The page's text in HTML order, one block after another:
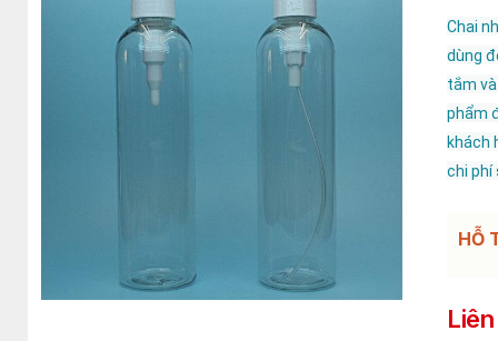
Chai
dùng
tắm
phẩm
khách
chi phí
HỖ